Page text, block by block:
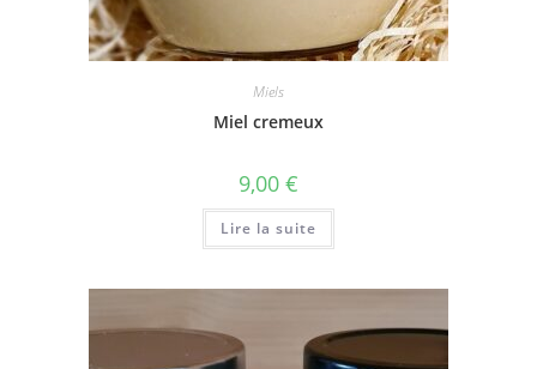
Miels
Miel cremeux
9,00 €
Lire la suite